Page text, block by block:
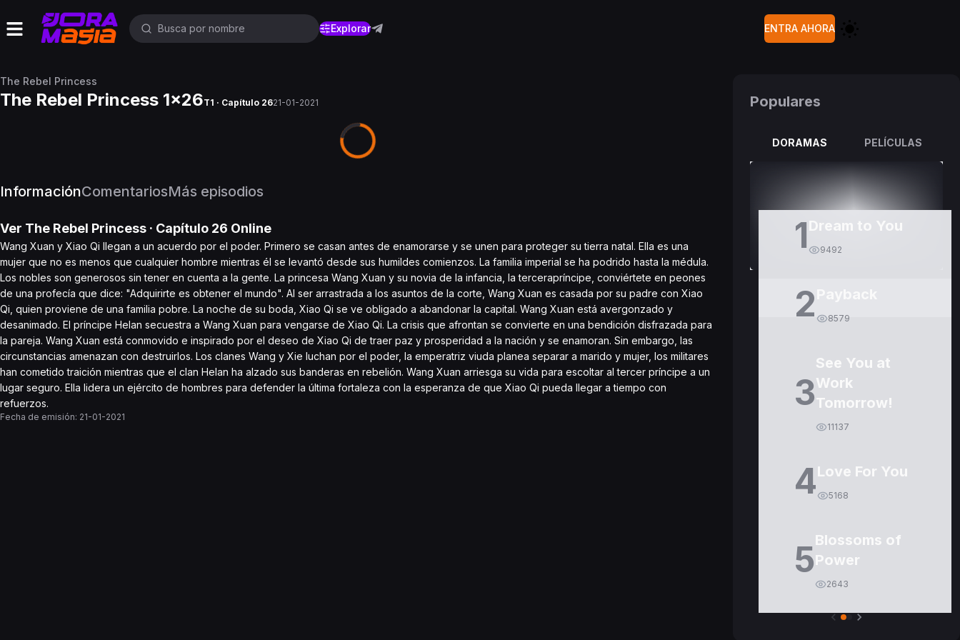
Explorar ENTRA AHORA
The Rebel Princess
The Rebel Princess 1x26T1 · Capítulo 2621-01-2021
InformaciónComentariosMás episodios
Ver The Rebel Princess · Capítulo 26 Online
Wang Xuan y Xiao Qi llegan a un acuerdo por el poder. Primero se casan antes de enamorarse y se unen para proteger su tierra natal. Ella es una
mujer que no es menos que cualquier hombre mientras él se levantó desde sus humildes comienzos. La familia imperial se ha podrido hasta la médula.
Los nobles son generosos sin tener en cuenta a la gente. La princesa Wang Xuan y su novia de la infancia, la tercerapríncipe, conviértete en peones
de una profecía que dice: "Adquirirte es obtener el mundo". Al ser arrastrada a los asuntos de la corte, Wang Xuan es casada por su padre con Xiao
Qi, quien proviene de una familia pobre. La noche de su boda, Xiao Qi se ve obligado a abandonar la capital. Wang Xuan está avergonzado y
desanimado. El príncipe Helan secuestra a Wang Xuan para vengarse de Xiao Qi. La crisis que afrontan se convierte en una bendición disfrazada para
la pareja. Wang Xuan está conmovido e inspirado por el deseo de Xiao Qi de traer paz y prosperidad a la nación y se enamoran. Sin embargo, las
circunstancias amenazan con destruirlos. Los clanes Wang y Xie luchan por el poder, la emperatriz viuda planea separar a marido y mujer, los militares
han cometido traición mientras que el clan Helan ha alzado sus banderas en rebelión. Wang Xuan arriesga su vida para escoltar al tercer príncipe a un
lugar seguro. Ella lidera un ejército de hombres para defender la última fortaleza con la esperanza de que Xiao Qi pueda llegar a tiempo con
refuerzos.
Fecha de emisión: 21-01-2021
Populares
DORAMAS PELÍCULAS
1Dream to You
9492
2 8579
3
See You at
Work
Tomorrow!
11137
4Love For You
5168
5Blossoms of
Power
2643